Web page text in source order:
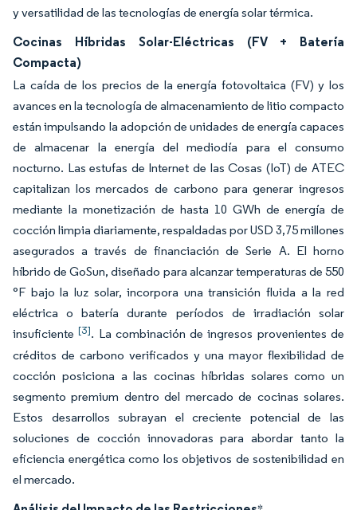
y versatilidad de las tecnologías de energía solar térmica.
Cocinas Híbridas Solar-Eléctricas (FV + Batería
Compacta)
La caída de los precios de la energía fotovoltaica (FV) y los
avances en la tecnología de almacenamiento de litio compacto
están impulsando la adopción de unidades de energía capaces
de almacenar la energía del mediodía para el consumo
nocturno. Las estufas de Internet de las Cosas (IoT) de ATEC
capitalizan los mercados de carbono para generar ingresos
mediante la monetización de hasta 10 GWh de energía de
cocción limpia diariamente, respaldadas por USD 3,75 millones
asegurados a través de financiación de Serie A. El horno
híbrido de GoSun, diseñado para alcanzar temperaturas de 550
°F bajo la luz solar, incorpora una transición fluida a la red
eléctrica o batería durante períodos de irradiación solar
insuficiente[3]. La combinación de ingresos provenientes de
créditos de carbono verificados y una mayor flexibilidad de
cocción posiciona a las cocinas híbridas solares como un
segmento premium dentro del mercado de cocinas solares.
Estos desarrollos subrayan el creciente potencial de las
soluciones de cocción innovadoras para abordar tanto la
eficiencia energética como los objetivos de sostenibilidad en
el mercado.